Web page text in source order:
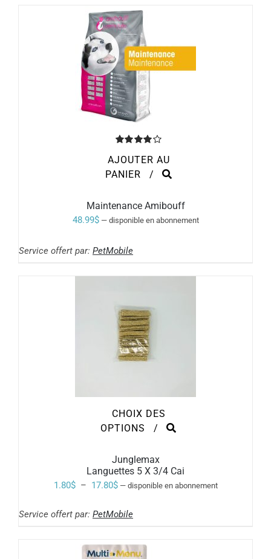
sur 5
AJOUTER AU
PANIER
/
Maintenance Amibouff
48.99$ —disponible en abonnement
Service offert par: PetMobile
CHOIX DES
OPTIONS
CE
PLUSIEURS
VARIATIONS.
LES
OPTIONS
/
Junglemax
Languettes 5 X 3/4 Cai
1.80$ – 17.80$Plage
prix :
à
—disponible en abonnement
Service offert par: PetMobile